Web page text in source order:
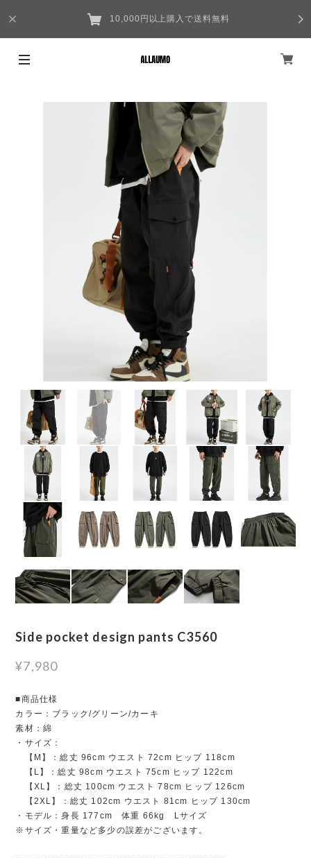
10,000円以上購入で送料無料
Side pocket design pants C3560
¥7,980
■商品仕様
カラー：ブラック/グリーン/カーキ
素材：綿
・サイズ：
【M】：総丈 96cm ウエスト 72cm ヒップ 118cm
【L】：総丈 98cm ウエスト 75cm ヒップ 122cm
【XL】：総丈 100cm ウエスト 78cm ヒップ 126cm
【2XL】：総丈 102cm ウエスト 81cm ヒップ 130cm
・モデル：身長 177cm 体重 66kg Lサイズ
※サイズ・重量など多少の誤差がございます。